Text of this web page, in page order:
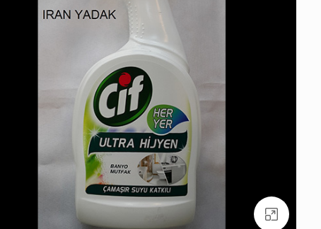
بزرگنمایی تصویر